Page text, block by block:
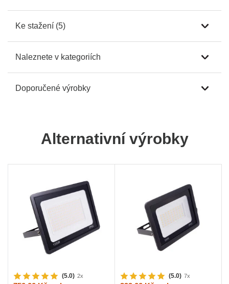
Ke stažení (5)
Naleznete v kategoriích
Doporučené výrobky
Alternativní výrobky
(5.0) 2x (5.0) 7x